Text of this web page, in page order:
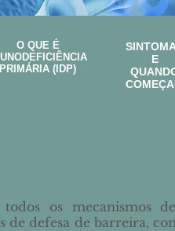
O QUE É
PRIMÁRIA (IDP)
E
os mecanismos
defesa de barreira,